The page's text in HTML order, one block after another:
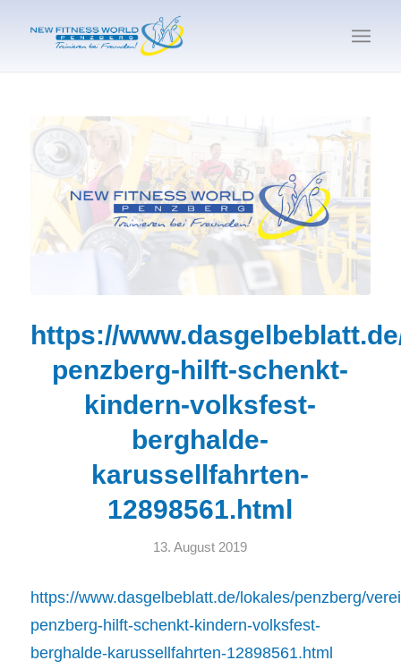
https://
penzberg-hilft-schenkt-
kindern-volksfest-
berghalde-
karussellfahrten-
12898561.html
13. August 2019
https://www.dasgelbeblatt.de/lokales/penzberg/
penzberg-hilft-schenkt-kindern-volksfest-
berghalde-karussellfahrten-12898561.html